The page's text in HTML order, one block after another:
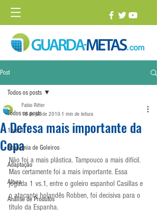
Post
Todos os posts
1 vs. 1
Academia de Goleiros
Adaptação
Altura
Análise de Produtos
Todos os posts
A Defesa mais importante da
Copa
Fabio Ritter
16 de jul. de 2010 1 min de leitura
Não foi a mais plástica. Tampouco a mais difícil.
Mas certamente foi a mais importante. Essa
jogada 1 vs.1, entre o goleiro espanhol Casillas e
o atacante holandês Robben, foi decisiva para o
título da Espanha.